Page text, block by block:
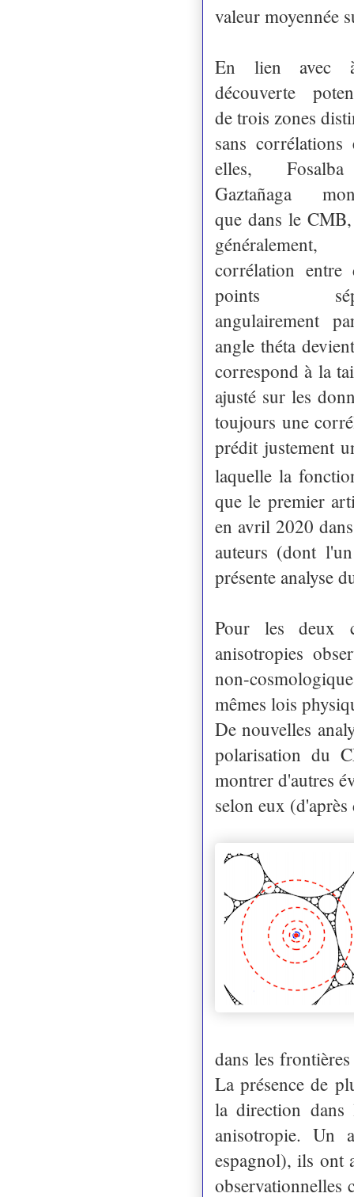
valeur moyennée
En lien avec
découverte
de trois zones
sans corrélations
elles,
Gaztañaga
que dans le
corrélation entre
points
angulairement
angle théta
correspond à la
ajusté sur les
toujours une
prédit justement
laquelle la
que le premier
en avril 2020
auteurs (dont
présente analyse
Pour les deux
anisotropies
non-
mêmes lois
De nouvelles
polarisation du
montrer d'autres
selon eux (d'après
dans les
La présence de
la direction dans
anisotropie. Un
espagnol), ils ont
observationnelles